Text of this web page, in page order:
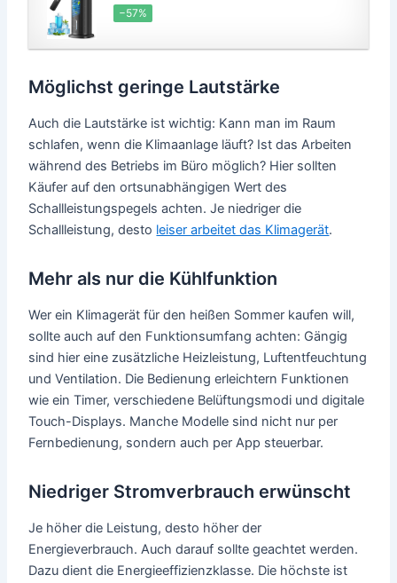
−57%
Möglichst geringe Lautstärke
Auch die Lautstärke ist wichtig: Kann man im Raum
schlafen, wenn die Klimaanlage läuft? Ist das Arbeiten
während des Betriebs im Büro möglich? Hier sollten
Käufer auf den ortsunabhängigen Wert des
Schallleistungspegels achten. Je niedriger die
Schallleistung, desto leiser arbeitet das Klimagerät.
Mehr als nur die Kühlfunktion
Wer ein Klimagerät für den heißen Sommer kaufen will,
sollte auch auf den Funktionsumfang achten: Gängig
sind hier eine zusätzliche Heizleistung, Luftentfeuchtung
und Ventilation. Die Bedienung erleichtern Funktionen
wie ein Timer, verschiedene Belüftungsmodi und digitale
Touch-Displays. Manche Modelle sind nicht nur per
Fernbedienung, sondern auch per App steuerbar.
Niedriger Stromverbrauch erwünscht
Je höher die Leistung, desto höher der
Energieverbrauch. Auch darauf sollte geachtet werden.
Dazu dient die Energieeffizienzklasse. Die höchste ist